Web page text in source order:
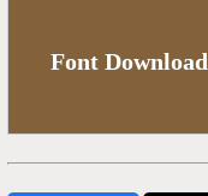
Font Download